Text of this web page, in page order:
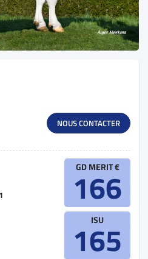
NOUS CONTACTER
GD MERIT €
166
ISU
165